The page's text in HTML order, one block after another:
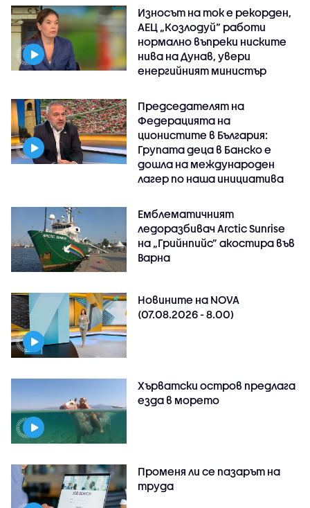
Износът на ток е рекорден,
АЕЦ „Козлодуй“ работи
нормално въпреки ниските
нива на Дунав, увери
енергийният министър
Председателят на
Федерацията на
ционистите в България:
Групата деца в Банско е
дошла на международен
лагер по наша инициатива
Емблематичният
ледоразбивач Arctic Sunrise
на „Грийнпийс” акостира във
Варна
Новините на NOVA
(07.08.2026 - 8.00)
Хърватски остров предлага
езда в морето
Променя ли се пазарът на
труда